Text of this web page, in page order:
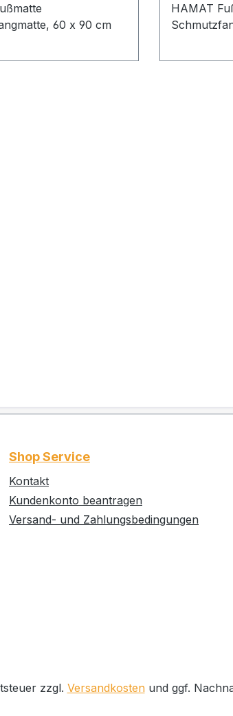
60 x 90 cm
HAMAT
Shop Service
Kontakt
Kundenkonto beantragen
Versand- und Zahlungsbedingungen
zzgl. Versandkostenund ggf.